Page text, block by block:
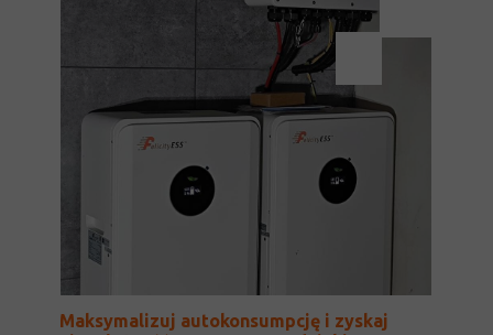
Maksymalizuj autokonsumpcję i zyskaj